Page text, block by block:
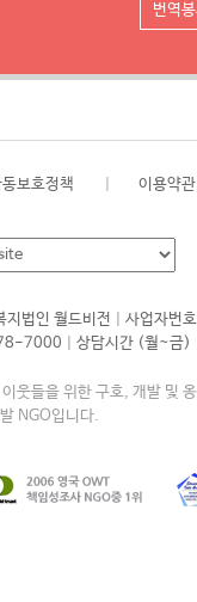
번역
보호정책 이용약관
지법인 월드비전
사업자번호
7000
상담시간 (월~금)
웃들을 위한 구호, 개발 및 옹
NGO입니다.